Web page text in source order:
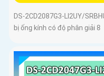
DS-2CD2087G3-LI2UY/
bị ống kính có độ phân giải 8